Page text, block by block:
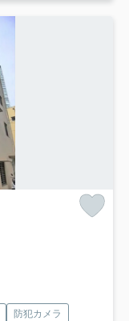
防犯カメラ